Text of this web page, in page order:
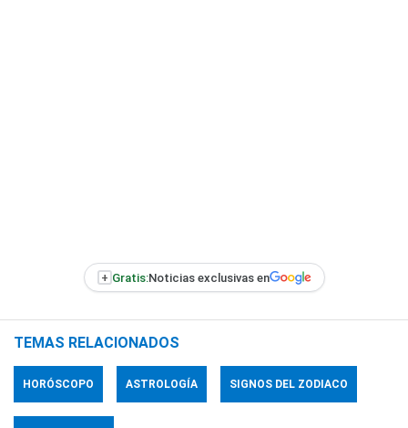
+ Gratis:Noticias exclusivas en
TEMAS RELACIONADOS
HORÓSCOPO ASTROLOGÍA SIGNOS DEL ZODIACO